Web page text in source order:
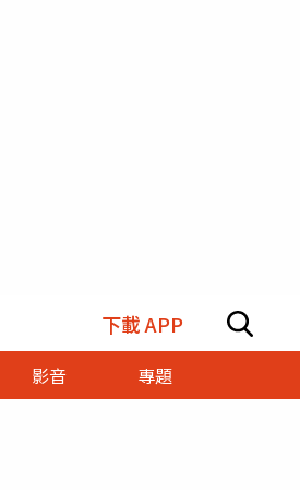
下載 APP
影音
專題